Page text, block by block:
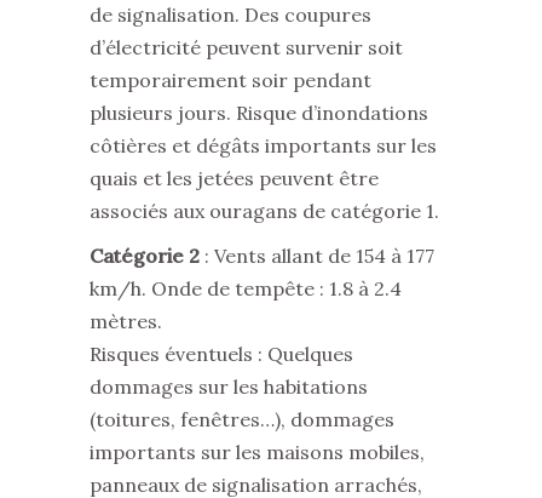
de signalisation. Des coupures
d’électricité peuvent survenir soit
temporairement soir pendant
plusieurs jours. Risque d’inondations
côtières et dégâts importants sur les
quais et les jetées peuvent être
associés aux ouragans de catégorie 1.
Catégorie 2 : Vents allant de 154 à 177
km/h. Onde de tempête : 1.8 à 2.4
mètres.
Risques éventuels : Quelques
dommages sur les habitations
(toitures, fenêtres…), dommages
importants sur les maisons mobiles,
panneaux de signalisation arrachés,